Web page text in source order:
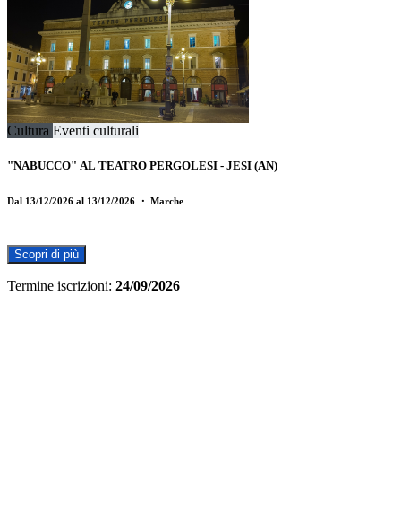
Cultura Eventi culturali
"NABUCCO" AL TEATRO PERGOLESI - JESI (AN)
Dal 13/12/2026 al 13/12/2026 ・ Marche
Scopri di più
Termine iscrizioni: 24/09/2026